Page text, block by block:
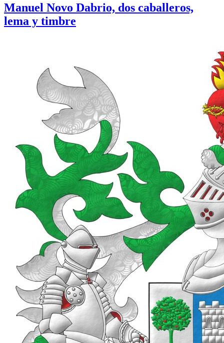
Manuel Novo Dabrio, dos caballeros,
lema y timbre